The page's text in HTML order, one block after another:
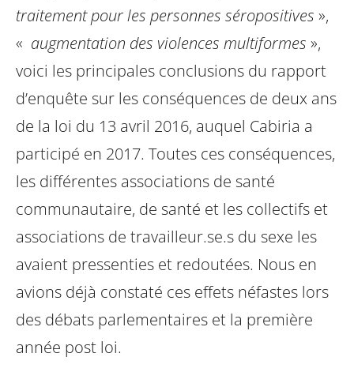
traitement pour les personnes séropositives »,
« augmentation des violences multiformes »,
voici les principales conclusions du rapport
d’enquête sur les conséquences de deux ans
de la loi du 13 avril 2016, auquel Cabiria a
participé en 2017. Toutes ces conséquences,
les différentes associations de santé
communautaire, de santé et les collectifs et
associations de travailleur.se.s du sexe les
avaient pressenties et redoutées. Nous en
avions déjà constaté ces effets néfastes lors
des débats parlementaires et la première
année post loi.